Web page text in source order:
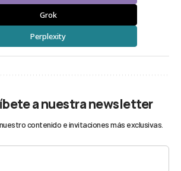
Grok
Perplexity
a nuestra newsletter
contenido e invitaciones más exclusivas.